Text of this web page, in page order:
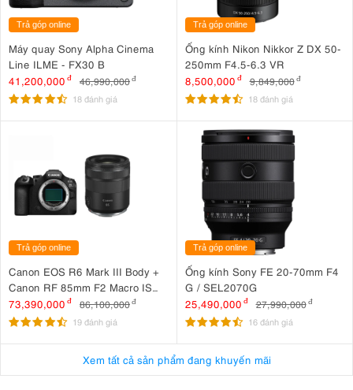
Trả góp online
Máy quay Sony Alpha Cinema
Line ILME - FX30 B
41,200,000 đ 46,990,000đ
18 đánh giá
Trả góp online
Ống kính Nikon Nikkor Z DX 50-
250mm F4.5-6.3 VR
8,500,000 đ 9,849,000 đ
18 đánh giá
Trả góp online
Canon EOS R6 Mark III Body +
Canon RF 85mm F2 Macro IS
STM
73,390,000 đ 86,100,000đ
19 đánh giá
Trả góp online
Ống kính Sony FE 20-70mm F4
G / SEL2070G
25,490,000 đ 27,990,000 đ
16 đánh giá
Xem tất cả sản phẩm đang khuyến mãi